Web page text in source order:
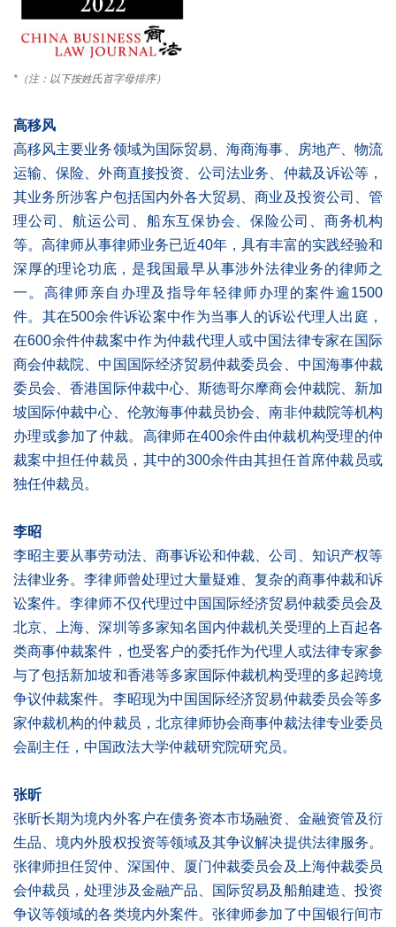
*（注：以下按姓氏首字母排序）
高移风
高移风主要业务领域为国际贸易、海商海事、房地产、物流
运输、保险、外商直接投资、公司法业务、仲裁及诉讼等，
其业务所涉客户包括国内外各大贸易、商业及投资公司、管
理公司、航运公司、船东互保协会、保险公司、商务机构
等。高律师从事律师业务已近40年，具有丰富的实践经验和
深厚的理论功底，是我国最早从事涉外法律业务的律师之
一。高律师亲自办理及指导年轻律师办理的案件逾1500
件。其在500余件诉讼案中作为当事人的诉讼代理人出庭，
在600余件仲裁案中作为仲裁代理人或中国法律专家在国际
商会仲裁院、中国国际经济贸易仲裁委员会、中国海事仲裁
委员会、香港国际仲裁中心、斯德哥尔摩商会仲裁院、新加
坡国际仲裁中心、伦敦海事仲裁员协会、南非仲裁院等机构
办理或参加了仲裁。高律师在400余件由仲裁机构受理的仲
裁案中担任仲裁员，其中的300余件由其担任首席仲裁员或
独任仲裁员。
李昭
李昭主要从事劳动法、商事诉讼和仲裁、公司、知识产权等
法律业务。李律师曾处理过大量疑难、复杂的商事仲裁和诉
讼案件。李律师不仅代理过中国国际经济贸易仲裁委员会及
北京、上海、深圳等多家知名国内仲裁机关受理的上百起各
类商事仲裁案件，也受客户的委托作为代理人或法律专家参
与了包括新加坡和香港等多家国际仲裁机构受理的多起跨境
争议仲裁案件。李昭现为中国国际经济贸易仲裁委员会等多
家仲裁机构的仲裁员，北京律师协会商事仲裁法律专业委员
会副主任，中国政法大学仲裁研究院研究员。
张昕
张昕长期为境内外客户在债务资本市场融资、金融资管及衍
生品、境内外股权投资等领域及其争议解决提供法律服务。
张律师担任贸仲、深国仲、厦门仲裁委员会及上海仲裁委员
会仲裁员，处理涉及金融产品、国际贸易及船舶建造、投资
争议等领域的各类境内外案件。张律师参加了中国银行间市